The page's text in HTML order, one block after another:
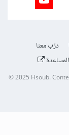
درّب معنا
© 2025 Hsoub.